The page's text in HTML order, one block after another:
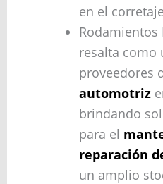
en el
Rodamientos
resalta como
proveedores
automotriz
brindando
para el
reparación
un amplio